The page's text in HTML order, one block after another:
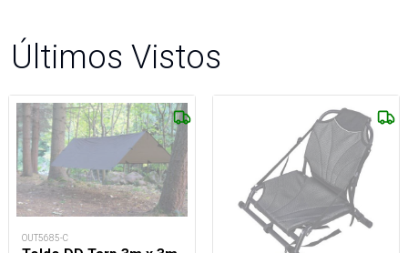
Últimos Vistos
OUT5685-C